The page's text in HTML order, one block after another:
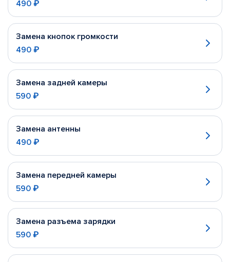
490 ₽
Замена кнопок громкости
490 ₽
Замена задней камеры
590 ₽
Замена антенны
490 ₽
Замена передней камеры
590 ₽
Замена разъема зарядки
590 ₽